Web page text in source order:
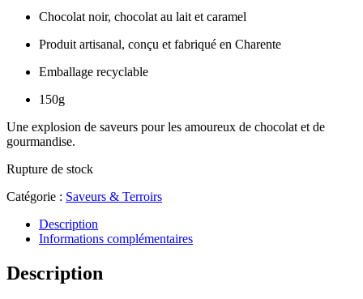
Chocolat noir, chocolat au lait et caramel
Produit artisanal, conçu et fabriqué en Charente
Emballage recyclable
150g
Une explosion de saveurs pour les amoureux de chocolat et de
gourmandise.
Rupture de stock
Catégorie : Saveurs & Terroirs
Description
Informations complémentaires
Description